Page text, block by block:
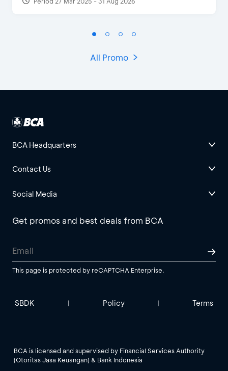
All Promo
BCA Headquarters
Contact Us
Social Media
Get promos and best deals from BCA
This page is protected by reCAPTCHA Enterprise.
SBDK | Policy | Terms
BCA is licensed and supervised by Financial Services Authority
(Otoritas Jasa Keuangan) & Bank Indonesia